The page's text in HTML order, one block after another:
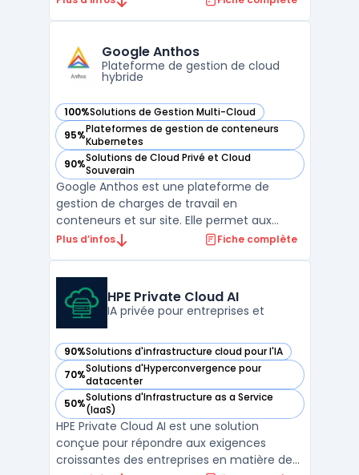
flexibilité du cloud hybride avec le contrôle
et la sécurité des sol ...
Google Anthos
Plateforme de gestion de cloud
hybride
100%Solutions de Gestion Multi-Cloud
— voir Google Anthos dans cette catégorie
95%Plateformes de gestion de conteneurs
Kubernetes
— voir Google Anthos dans cette catégorie
90%Solutions de Cloud Privé et Cloud
Souverain
— voir Google Anthos dans cette catégorie
Google Anthos est une plateforme de
gestion de charges de travail en
conteneurs et sur site. Elle permet aux
organisations de gérer plus efficacement
infrastructure publique, privée ou sur site. La
solution Google Ant ...
Plus d’infos Fiche complète
HPE Private Cloud AI
IA privée pour entreprises et
90%Solutions d'infrastructure cloud pour l'IA
— voir HPE Private Cloud AI dans cette catégorie
70%Solutions d'Hyperconvergence pour
datacenter
— voir HPE Private Cloud AI dans cette catégorie
50%Solutions d'Infrastructure as a Service
(IaaS)
— voir HPE Private Cloud AI dans cette catégorie
HPE Private Cloud AI est une solution
conçue pour répondre aux exigences
croissantes des entreprises en matière de